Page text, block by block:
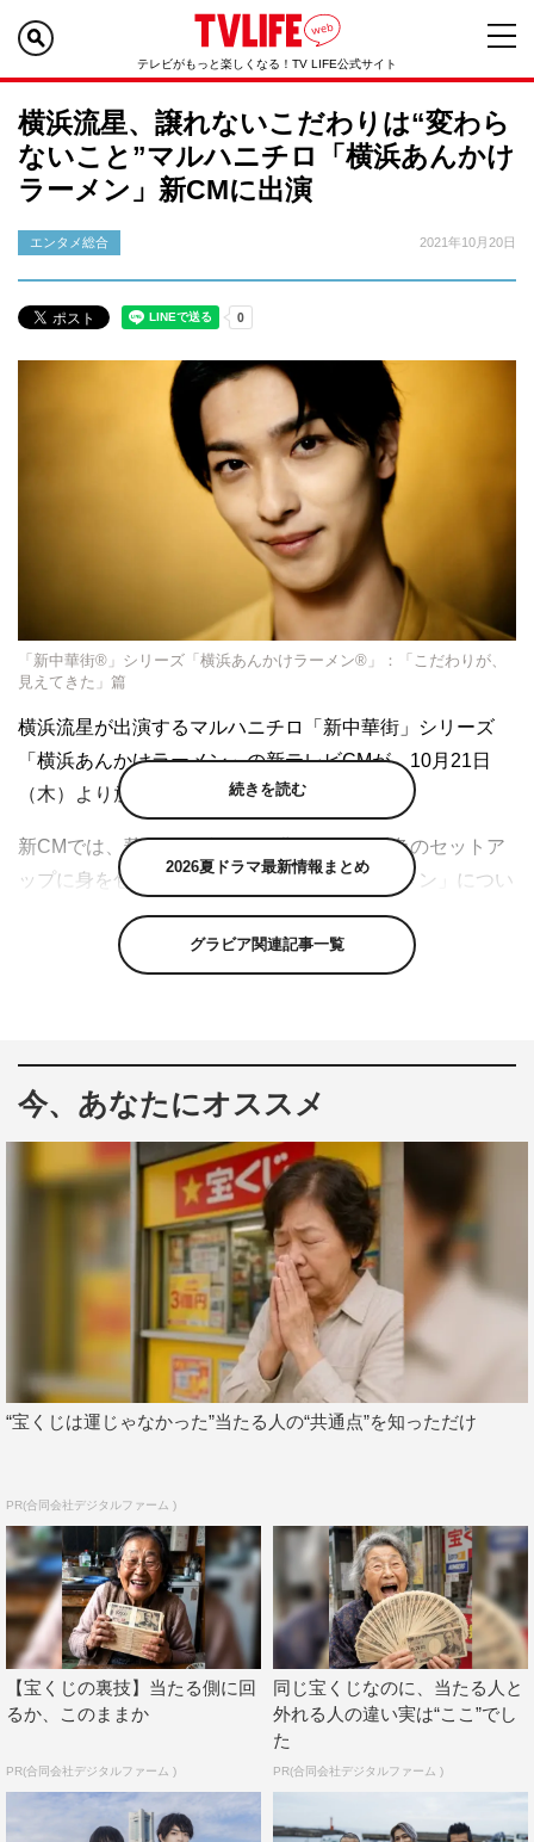
テレビがもっと楽しくなる！TV LIFE公式サイト
横浜流星、譲れないこだわりは“変わら
ないこと”マルハニチロ「横浜あんかけ
ラーメン」新CMに出演
エンタメ総合 2021年10月20日
「新中華街®」シリーズ「横浜あんかけラーメン®」：「こだわりが、
見えてきた」篇
横浜流星が出演するマルハニチロ
「新中華街」シリーズ
「横浜あんかけラーメン」の新テレビCMが、10月21日
（木）より放送される。
新CMでは、華やかな琥珀色を背景に、同系色のセットア
ップに身を包んだ横浜が「横浜あんかけラーメン」につい
て、「たっぷり野菜ととろみをまとう細麺を、冷凍で」と
語り出す。「横浜あんかけラーメン」を口にすると、その
たまらぬおいしさに思わずこぼれ落ちる笑顔とともに「う
撮影後のインタビューで横浜は「楽しみながら撮影できま
り、監督とも息の合った呼吸で順調に撮影を行い、予定よ
り2時間も早く終了するほどスムーズな現場となった。
CM楽曲には、今回もVaundyの「世界の秘密」を起用。
CMをスタイリッシュに盛り上げている。また、マルハニ
チロ公式LINEアカウントより応募した人の中から、1000
円分のデジタルギフトが当たる「レシートを撮ってLINE
で簡単応募！選べるデジタルギフトキャンペーン」も実施
している。
◆撮影を終えての感想を教えてください。
楽しかったです。（前回と）チームも一緒で、監督がとて
もチャーミングですてきな方なので楽しみながら撮影でき
ました。
◆前回と同様、合間合間に笑いが？
いうか、気持ちを上げてくれる方で、すごくすてきな方だ
なと今日またあらためて感じました。
続きを読む
2026夏ドラマ最新情報まとめ
グラビア関連記事一覧
今、あなたにオススメ
“宝くじは運じゃなかった”当たる人の“共通点”を知っただけ
PR(合同会社デジタルファーム )
【宝くじの裏技】当たる側に回
るか、このままか
PR(合同会社デジタルファーム )
同じ宝くじなのに、当たる人と
外れる人の違い実は“ここ”でし
た
PR(合同会社デジタルファーム )